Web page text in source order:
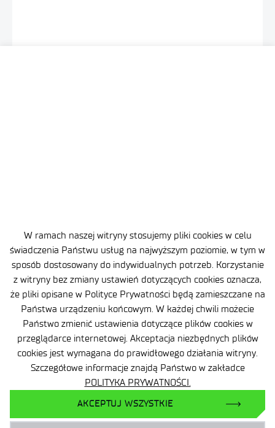
W ramach naszej witryny stosujemy pliki cookies w celu
świadczenia Państwu usług na najwyższym poziomie, w tym w
sposób dostosowany do indywidualnych potrzeb. Korzystanie
z witryny bez zmiany ustawień dotyczących cookies oznacza,
że pliki opisane w Polityce Prywatności będą zamieszczane na
Państwa urządzeniu końcowym. W każdej chwili możecie
Państwo zmienić ustawienia dotyczące plików cookies w
przeglądarce internetowej. Akceptacja niezbędnych plików
cookies jest wymagana do prawidłowego działania witryny.
Szczegółowe informacje znajdą Państwo w zakładce
POLITYKA PRYWATNOŚCI.
AKCEPTUJ WSZYSTKIE
Brak opublikowanego wyniku naboru.
APLIKUJ TERAZ
POWRÓT DO LISTY OFERT
PRZEJDŹ DO LISTY WYNIKÓW
NABORÓW